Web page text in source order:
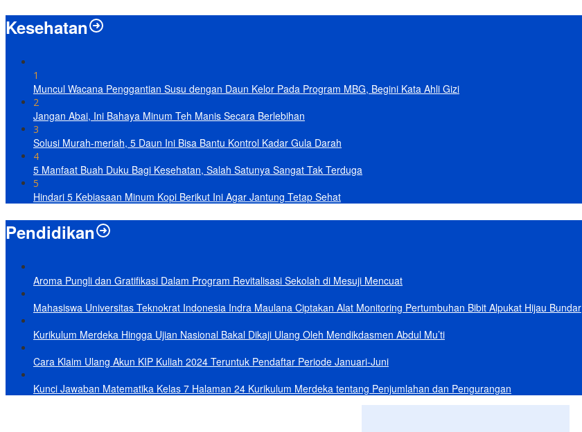
Kesehatan
1
Muncul Wacana Penggantian Susu dengan Daun Kelor Pada Program MBG, Begini Kata Ahli Gizi
2
Jangan Abai, Ini Bahaya Minum Teh Manis Secara Berlebihan
3
Solusi Murah-meriah, 5 Daun Ini Bisa Bantu Kontrol Kadar Gula Darah
4
5 Manfaat Buah Duku Bagi Kesehatan, Salah Satunya Sangat Tak Terduga
5
Hindari 5 Kebiasaan Minum Kopi Berikut Ini Agar Jantung Tetap Sehat
Pendidikan
Aroma Pungli dan Gratifikasi Dalam Program Revitalisasi Sekolah di Mesuji Mencuat
Mahasiswa Universitas Teknokrat Indonesia Indra Maulana Ciptakan Alat Monitoring Pertumbuhan Bibit Alpukat Hijau Bundar
Kurikulum Merdeka Hingga Ujian Nasional Bakal Dikaji Ulang Oleh Mendikdasmen Abdul Mu’ti
Cara Klaim Ulang Akun KIP Kuliah 2024 Teruntuk Pendaftar Periode Januari-Juni
Kunci Jawaban Matematika Kelas 7 Halaman 24 Kurikulum Merdeka tentang Penjumlahan dan Pengurangan